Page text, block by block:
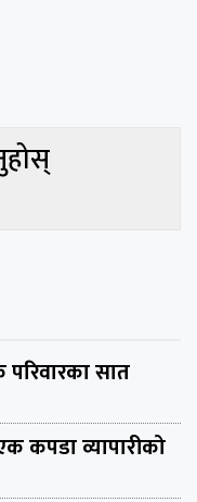
परिवारका सात
कपडा व्यापारीको